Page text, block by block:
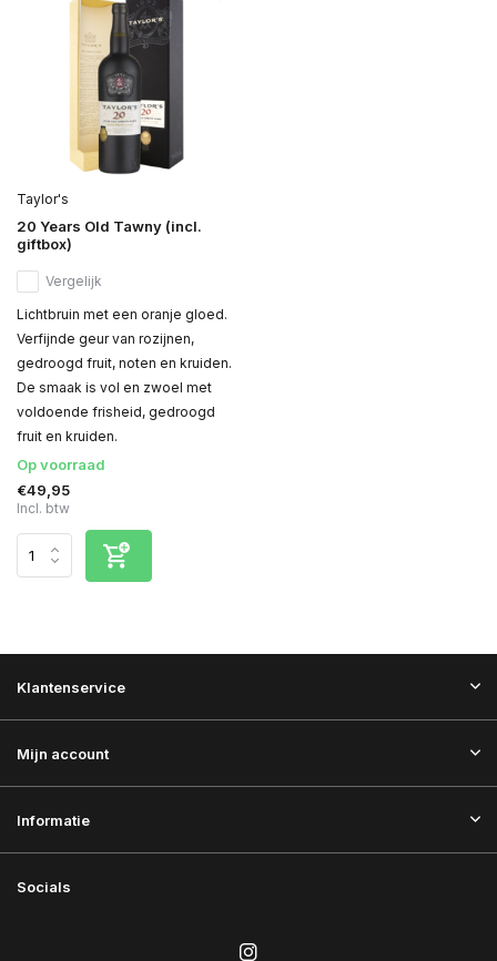
Taylor's
20 Years Old Tawny (incl.
giftbox)
Vergelijk
Lichtbruin met een oranje gloed.
Verfijnde geur van rozijnen,
gedroogd fruit, noten en kruiden.
De smaak is vol en zwoel met
voldoende frisheid, gedroogd
fruit en kruiden.
Op voorraad
€49,95
Incl. btw
Klantenservice
Mijn account
Informatie
Socials